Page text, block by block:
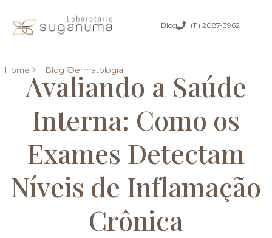
Blog (11) 2087-3962
Home Blog Dermatologia
Avaliando a Saúde
Interna: Como os
Exames Detectam
Níveis de Inflamação
Crônica